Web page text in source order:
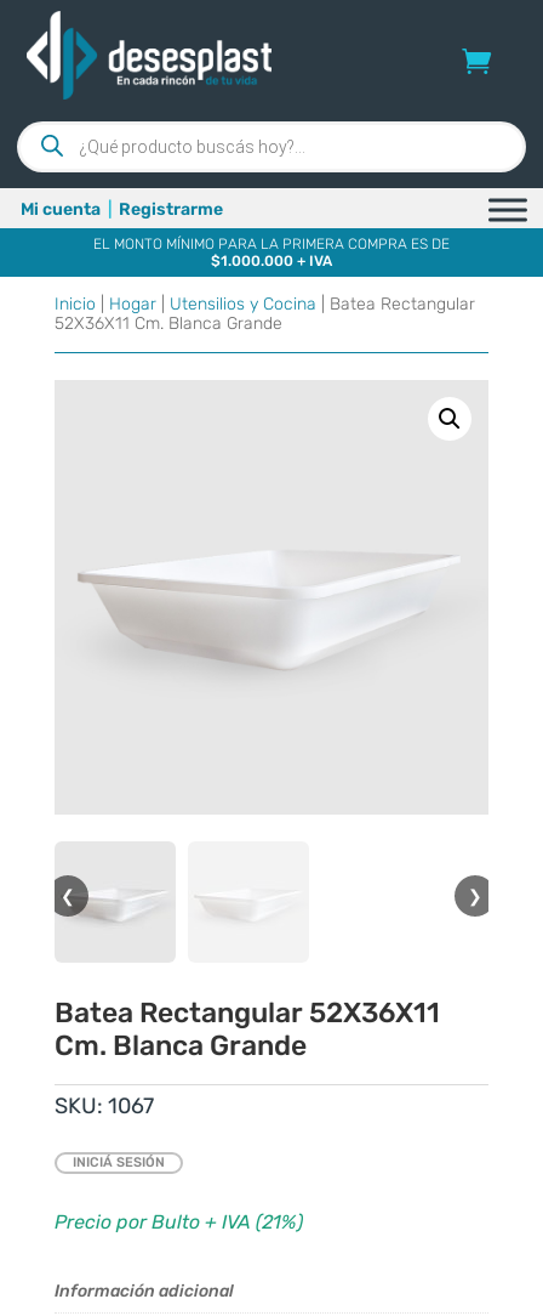
Búsqueda
de
productos
Mi cuenta Registrarme
EL MONTO MÍNIMO PARA LA PRIMERA COMPRA ES DE
$1.000.000 + IVA
Inicio Hogar| Utensilios y Cocina | Batea Rectangular
52X36X11 Cm. Blanca Grande
❮ ❯
Batea Rectangular 52X36X11
Cm. Blanca Grande
SKU: 1067
INICIÁ SESIÓN
Precio por Bulto + IVA (21%)
Información adicional